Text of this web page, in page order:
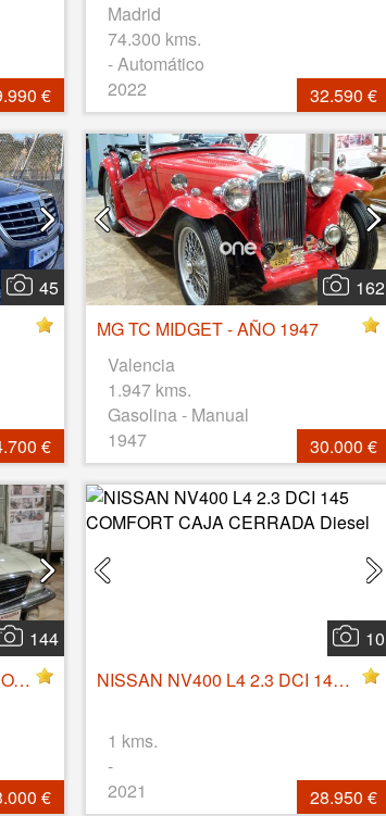
€
Madrid
74.300 kms.
- Automático
2022
32.590 €
45
€
162
MG TC MIDGET - AÑO 1947
Valencia
1.947 kms.
Gasolina - Manual
1947
30.000 €
144
MERCEDES BENZ 280 SL ROADSTER R107 - AÑO 1982
€
10
NISSAN NV400 L4 2.3 DCI 145 COMFORT CAJA CERRADA Diesel
1 kms.
-
2021
28.950 €